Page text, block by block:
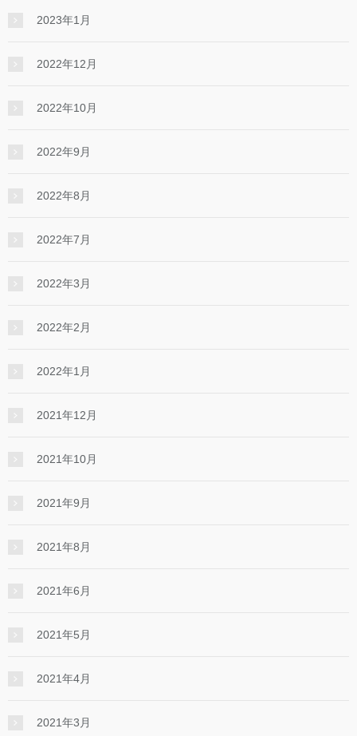
2023年1月
2022年12月
2022年10月
2022年9月
2022年8月
2022年7月
2022年3月
2022年2月
2022年1月
2021年12月
2021年10月
2021年9月
2021年8月
2021年6月
2021年5月
2021年4月
2021年3月